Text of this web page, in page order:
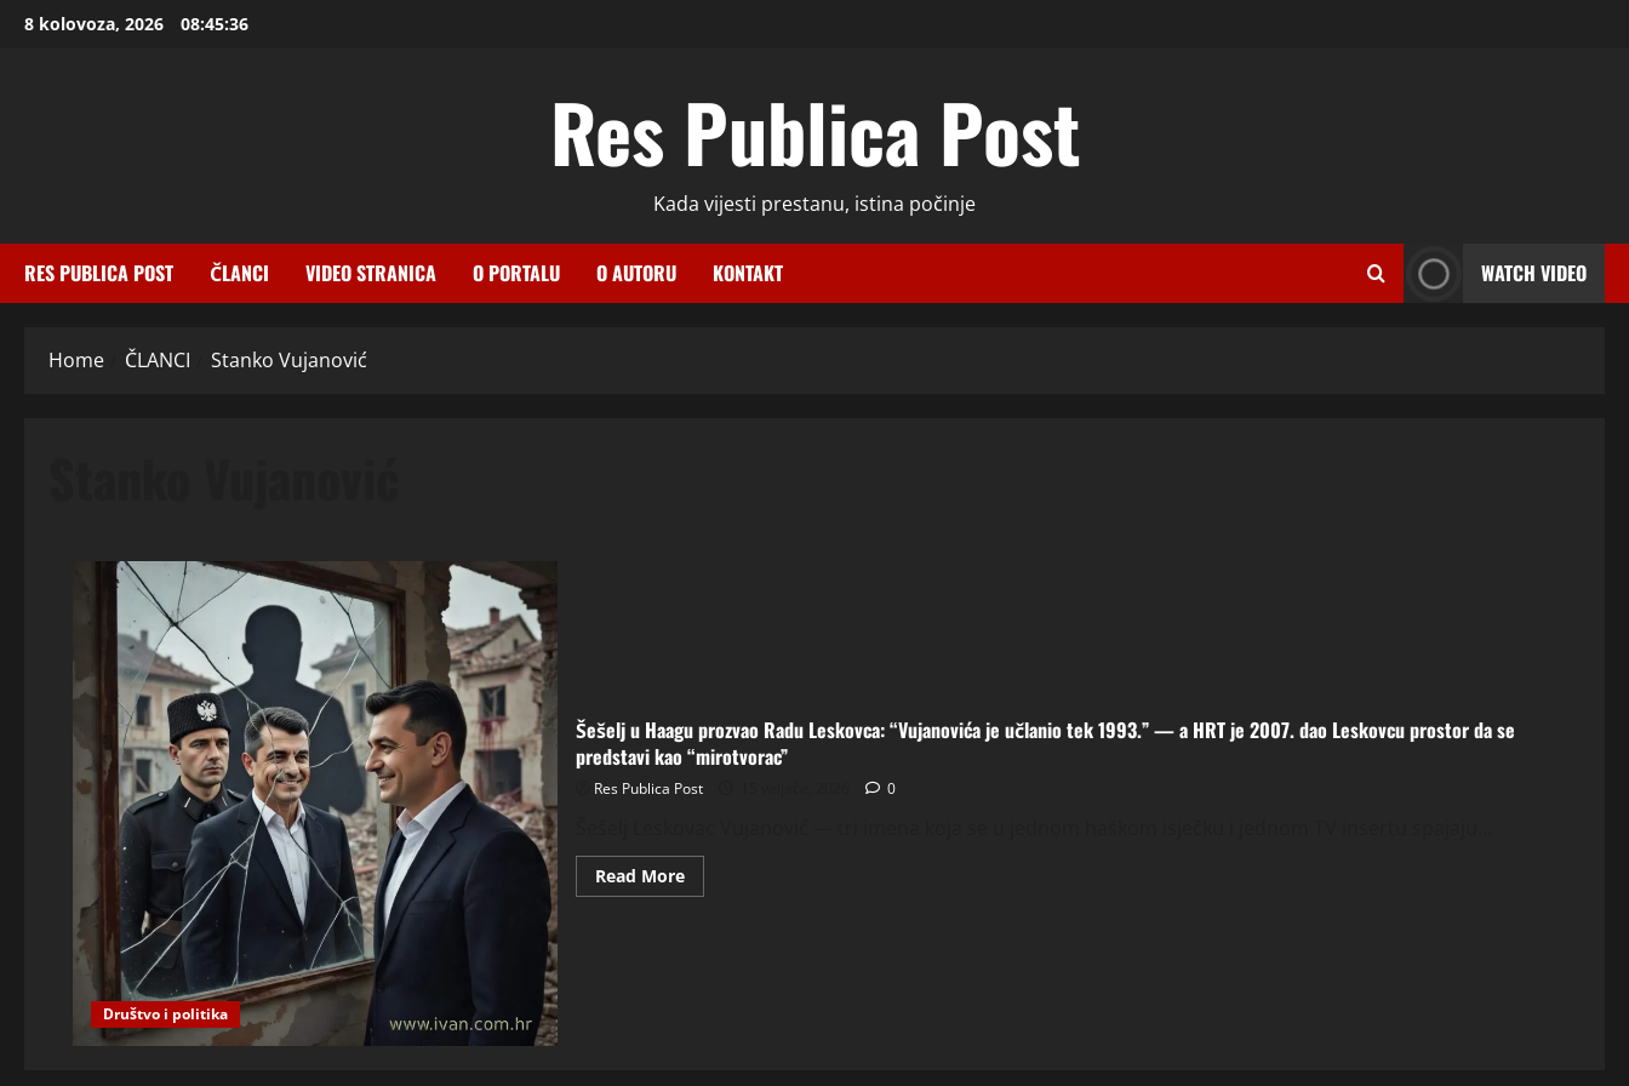
Skip8 kolovoza, 2026 08:45:37
Res Publica Post
Kada vijesti prestanu, istina počinje
RES PUBLICA POST ČLANCI VIDEO STRANICA O PORTALU O AUTORU KONTAKT WATCH VIDEO
Home ČLANCI Stanko Vujanović
Društvo i politika
Šešelj u Haagu prozvao Radu Leskovca: “Vujanovića je učlanio tek 1993.” — a HRT je 2007. dao Leskovcu prostor da se
predstavi kao “mirotvorac”
Res Publica Post 0
Read MoreRead
more